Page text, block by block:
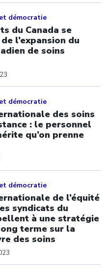
démocratie
du Canada se
l’expansion du
de soins
démocratie
des soins
: le personnel
qu’on prenne
démocratie
de l’équité
syndicats du
à une stratégie
terme sur la
des soins